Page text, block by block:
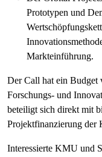
Prototypen und
Markteinführung.
Der Call hat ein
Forschungs- und
beteiligt sich direkt mit
Projektfinanzierung der
Interessierte KMU und